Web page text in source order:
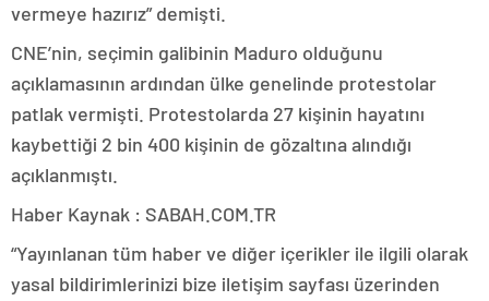
vermeye hazırız” demişti.
CNE’nin, seçimin galibinin Maduro olduğunu
açıklamasının ardından ülke genelinde protestolar
patlak vermişti. Protestolarda 27 kişinin hayatını
kaybettiği 2 bin 400 kişinin de gözaltına alındığı
açıklanmıştı.
Haber Kaynak : SABAH.COM.TR
“Yayınlanan tüm haber ve diğer içerikler ile ilgili olarak
yasal bildirimlerinizi bize iletişim sayfası üzerinden